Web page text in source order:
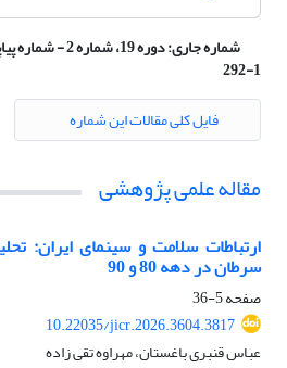
شماره جاری:
1-292
فایل کلی مقالات این شماره
مقاله علمی پژوهشی
ارتباطات سلامت و سینمای ایران:
سرطان در دهه 80 و 90
صفحه5-36
10.22035/jicr.2026.3604.3817
عباس قنبری باغستان، مهراوه تقی زاده